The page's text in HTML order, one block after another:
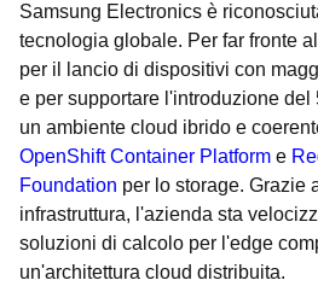
Samsung Electronics è
tecnologia globale. Per far fronte
per il lancio di dispositivi con
e per supportare l'introduzione del
un ambiente cloud ibrido e
OpenShift Container Platform e
Foundation per lo storage. Grazie
infrastruttura, l'azienda sta
soluzioni di calcolo per l'edge
un'architettura cloud distribuita.